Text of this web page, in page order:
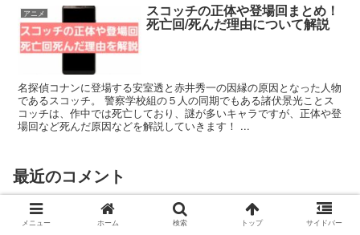
アニメ スコッチの正体や登場回まとめ！
死亡回/死んだ理由について解説
名探偵コナンに登場する安室透と赤井秀一の因縁の原因となった人物
であるスコッチ。 警察学校組の５人の同期でもある諸伏景光ことス
コッチは、作中では死亡しており、謎が多いキャラですが、正体や登
場回など死んだ原因などを解説していきます！ ...
最近のコメント
Direct FLT
2025.03.24
メニュー ホーム 検索 トップ サイドバー